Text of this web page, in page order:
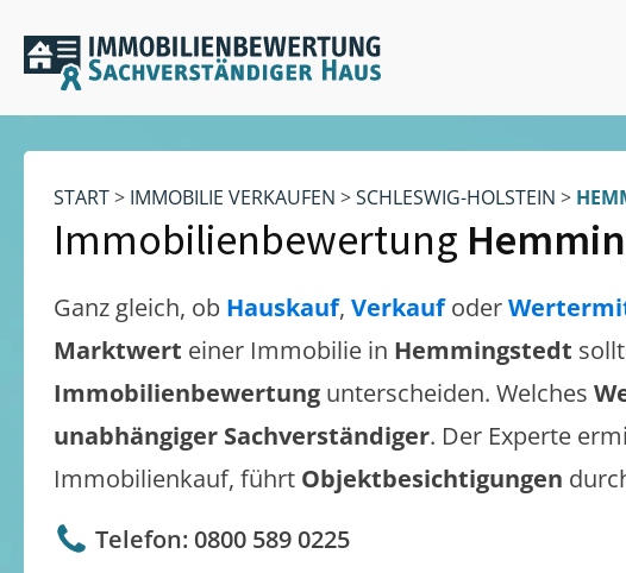
START> IMMOBILIE VERKAUFEN >SCHLESWIG-HOLSTEIN >
Immobilienbewertung
Ganz gleich, ob Hauskauf, Verkaufoder
Marktwert einer Immobilie in Hemmingstedt
Immobilienbewertung unterscheiden. Welches
unabhängiger Sachverständiger. Der Experte
Immobilienkauf, führt Objektbesichtigungen
Telefon: 0800 589 0225